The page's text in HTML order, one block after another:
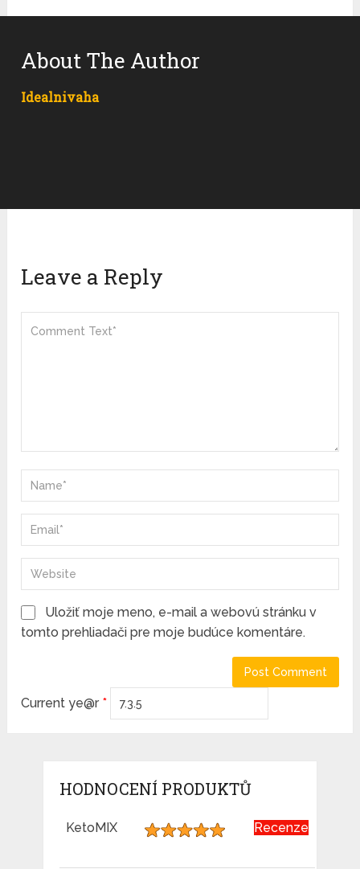
About The Author
Idealnivaha
Leave a Reply
Uložiť moje meno, e-mail a webovú stránku v
tomto prehliadači pre moje budúce komentáre.
Current ye@r *
HODNOCENÍ PRODUKTŮ
KetoMIX Recenze